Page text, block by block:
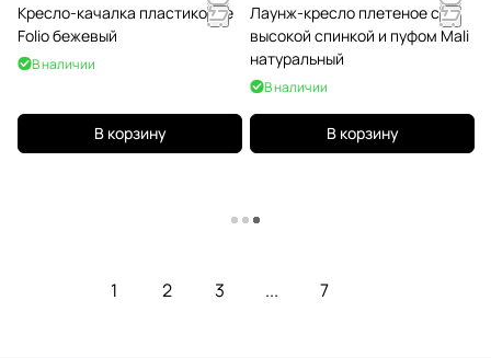
Кресло-качалка пластиковое
Folio бежевый
В наличии
В корзину
Лаунж-кресло плетеное с
высокой спинкой и пуфом Mali
натуральный
В наличии
В корзину
Загрузить еще
1 2 3 ... 7